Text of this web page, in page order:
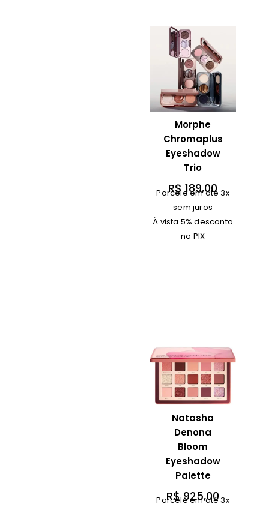
Morphe
Chromaplus
Eyeshadow
Trio
R$189,00
Parcele em até 3x
sem juros
À vista 5% desconto
no PIX
Natasha
Denona
Bloom
Eyeshadow
Palette
R$925,00
Parcele em até 3x